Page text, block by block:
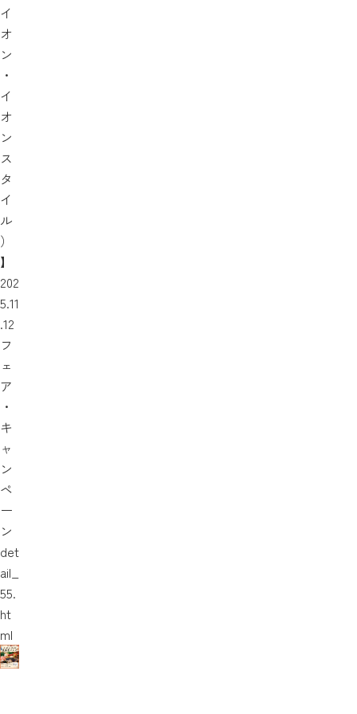
イ
オ
ン
・
イ
オ
ン
ス
タ
イ
ル
）
】
202
5.11
.12
フ
ェ
ア
・
キ
ャ
ン
ペ
ー
ン
det
ail_
55.
ht
ml